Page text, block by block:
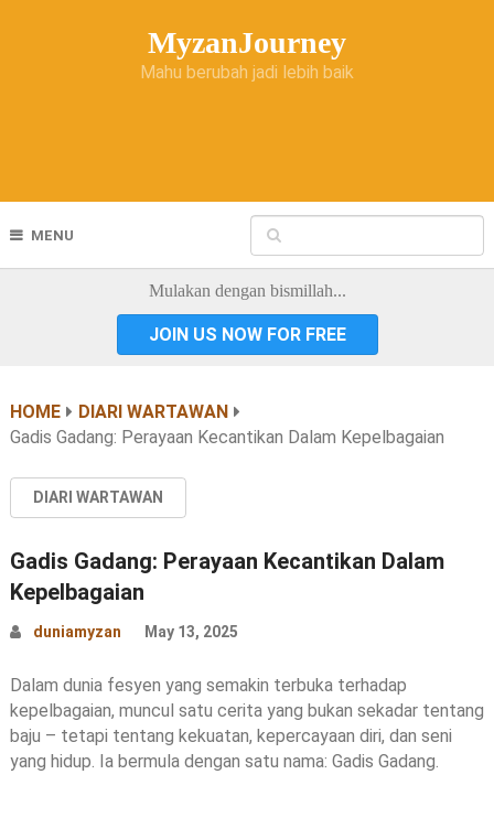
MyzanJourney
Mahu berubah jadi lebih baik
MENU
Mulakan dengan bismillah...
JOIN US NOW FOR FREE
HOME
DIARI WARTAWAN
Gadis Gadang: Perayaan Kecantikan Dalam Kepelbagaian
DIARI WARTAWAN
Gadis Gadang: Perayaan Kecantikan Dalam
Kepelbagaian
duniamyzan May 13, 2025
Dalam dunia fesyen yang semakin terbuka terhadap
kepelbagaian, muncul satu cerita yang bukan sekadar tentang
baju – tetapi tentang kekuatan, kepercayaan diri, dan seni
yang hidup. Ia bermula dengan satu nama: Gadis Gadang.